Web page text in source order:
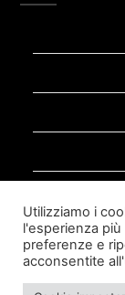
Utilizziamo i
l'esperienza
preferenze e
acconsentite